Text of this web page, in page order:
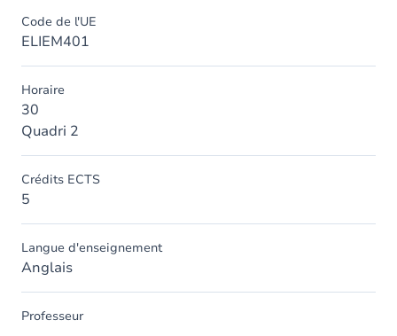
Code de l'UE
ELIEM401
Horaire
30
Quadri 2
Crédits ECTS
5
Langue d'enseignement
Anglais
Professeur